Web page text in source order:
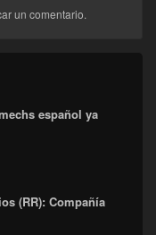
un comentario.
español ya
(RR): Compañía